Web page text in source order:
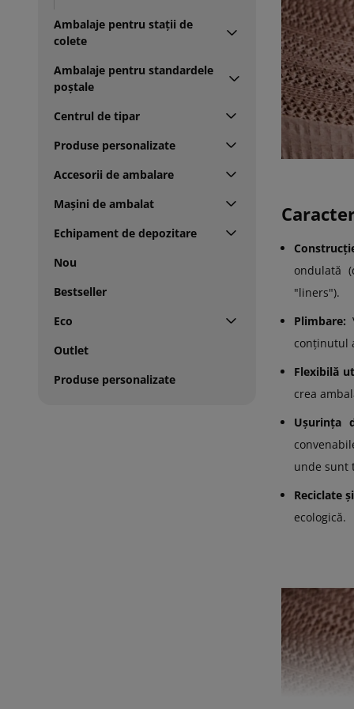
Ambalaje pentru stații de
colete
Ambalaje pentru standardele
poștale
Centrul de tipar
Produse personalizate
Accesorii de ambalare
Mașini de ambalat
Echipament de depozitare
Nou
Bestseller
Eco
Outlet
Produse personalizate
ondulată
"liners").
Plimbare:
conținutul
Flexibilă
crea
Ușurința
unde sunt
Reciclate
ecologică.